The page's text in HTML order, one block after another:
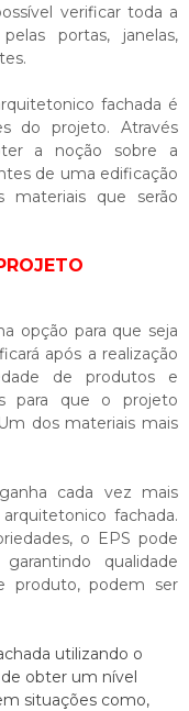
verificar toda a
portas, janelas,
fachada é
do projeto. Através
a noção sobre a
de uma edificação
materiais que serão
opção para que seja
após a realização
de produtos e
para que o projeto
dos materiais mais
cada vez mais
fachada.
o EPS pode
qualidade
produto, podem ser
obter um nível
situações como,